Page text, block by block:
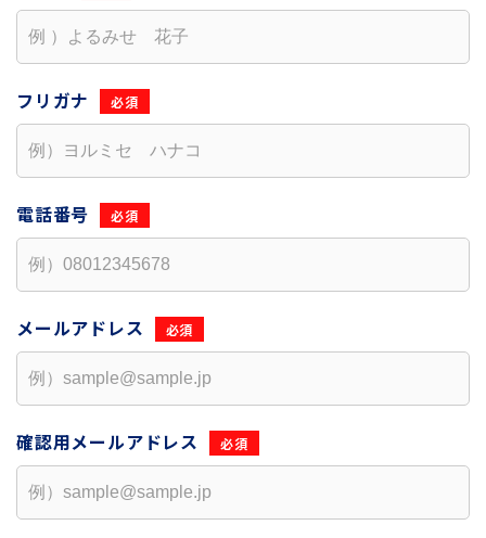
フリガナ
電話番号
メールアドレス
確認用メールアドレス